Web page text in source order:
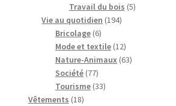
produits
Travail du bois 55
Vie au quotidien 194194
Bricolage 66
produits
Mode et textile 1212
produits
Nature-Animaux 6363
Société 7777
produits
Tourisme 3333
Vêtements 1818